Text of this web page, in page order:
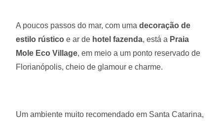
A poucos passos do mar, com umadecoração de
estilo rústico e ar de hotel fazenda, está a Praia
Mole Eco Village, em meio a um ponto reservado de
Florianópolis, cheio de glamour e charme.
Um ambiente muito recomendado em Santa Catarina,